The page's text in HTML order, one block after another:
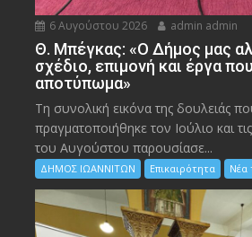
6 Αυγούστου 2026 admin admin
Θ. Μπέγκας: «Ο Δήμος μας
σχέδιο, επιμονή και έργα
αποτύπωμα»
Τη συνολική εικόνα της δουλειάς
πραγματοποιήθηκε τον Ιούλιο και
του Αυγούστου παρουσίασε...
ΔΗΜΟΣ ΙΩΑΝΝΙΤΩΝ Επικαιρότητα Νέα